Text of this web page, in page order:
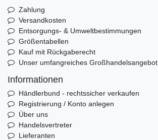
Zahlung
Versandkosten
Entsorgungs- & Umweltbestimmungen
Größentabellen
Kauf mit Rückgaberecht
Unser umfangreiches Großhandelsangebot
Informationen
Händlerbund - rechtssicher verkaufen
Registrierung / Konto anlegen
Über uns
Handelsvertreter
Lieferanten